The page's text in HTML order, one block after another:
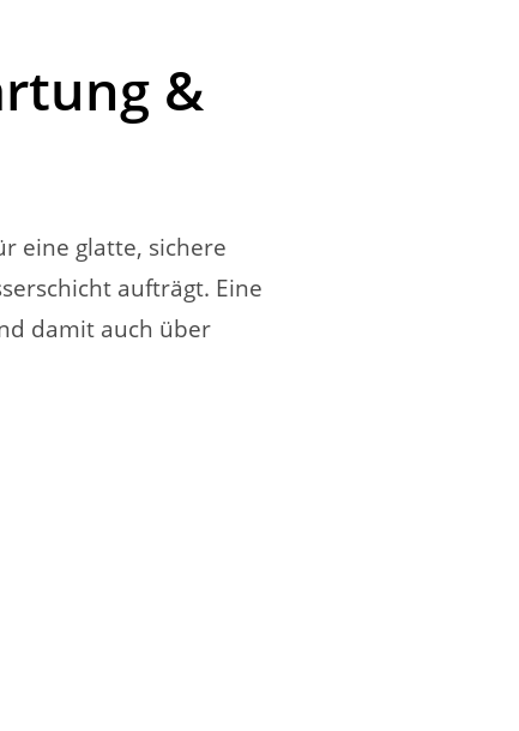
&
eine glatte, sichere
aufträgt. Eine
damit auch über